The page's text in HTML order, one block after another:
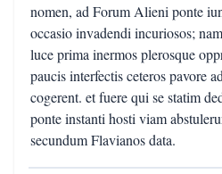
nomen, ad Forum Alieni ponte
occasio invadendi incuriosos;
luce prima inermos plerosque
paucis interfectis ceteros pavore
cogerent. et fuere qui se statim
ponte instanti hosti viam
secundum Flavianos data.